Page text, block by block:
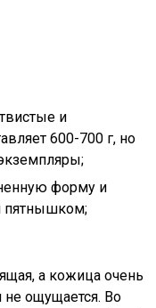
и
600-700 г, но
форму и
пятнышком;
а кожица очень
не ощущается. Во